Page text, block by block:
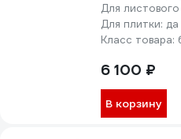
Для
Для плитки: да
Класс товара:
6 100 ₽
В корзину